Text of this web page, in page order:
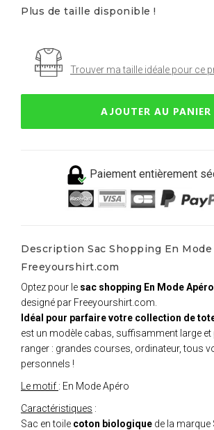
Plus de taille disponible !
Trouver ma taille idéale pour ce
AJOUTER AU PANIER
Paiement entièrement
Description Sac Shopping En
Freeyourshirt.com
Optez pour le sac shopping En Mode Apéro
designé par Freeyourshirt.com.
Idéal pour parfaire votre collection de
est un modèle cabas, suffisamment large
ranger : grandes courses, ordinateur, tous
personnels !
Le motif : En Mode Apéro
Caractéristiques :
Sac en toile coton biologique de la marque